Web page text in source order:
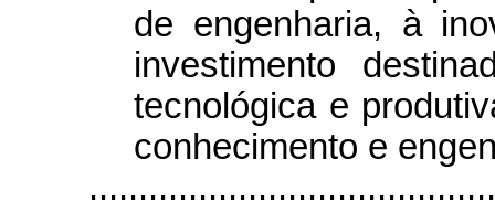
de engenharia, à
investimento
tecnológica e
conhecimento e